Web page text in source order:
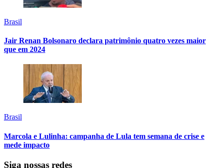
Brasil
Jair Renan Bolsonaro declara patrimônio quatro vezes maior
que em 2024
Brasil
Marcola e Lulinha: campanha de Lula tem semana de crise e
mede impacto
Siga nossas redes